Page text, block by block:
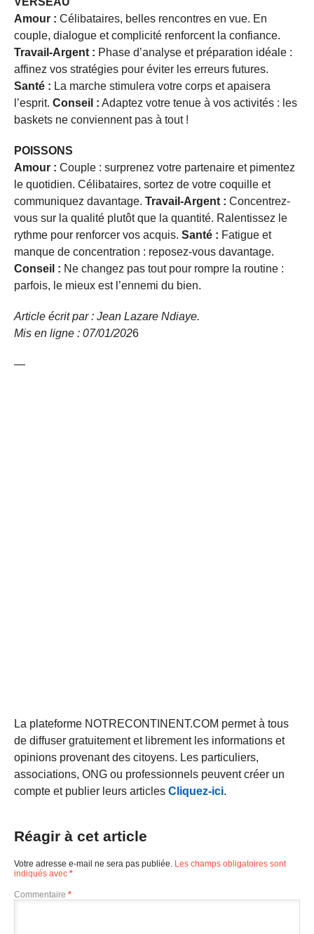
Amour : Célibataires, belles rencontres en vue. En
couple, dialogue et complicité renforcent la confiance.
Travail-Argent : Phase d’analyse et préparation idéale :
affinez vos stratégies pour éviter les erreurs futures.
Santé : La marche stimulera votre corps et apaisera
l’esprit. Conseil : Adaptez votre tenue à vos activités : les
baskets ne conviennent pas à tout !
POISSONS
Amour : Couple : surprenez votre partenaire et pimentez
le quotidien. Célibataires, sortez de votre coquille et
communiquez davantage. Travail-Argent : Concentrez-
vous sur la qualité plutôt que la quantité. Ralentissez le
rythme pour renforcer vos acquis. Santé : Fatigue et
manque de concentration : reposez-vous davantage.
Conseil : Ne changez pas tout pour rompre la routine :
parfois, le mieux est l’ennemi du bien.
Article écrit par : Jean Lazare Ndiaye.
Mis en ligne : 07/01/2026
—
La plateforme NOTRECONTINENT.COM permet à tous
de diffuser gratuitement et librement les informations et
opinions provenant des citoyens. Les particuliers,
associations, ONG ou professionnels peuvent créer un
compte et publier leurs articles Cliquez-ici.
Réagir à cet article
Votre adresse e-mail ne sera pas publiée. Les champs obligatoires sont
indiqués avec *
Commentaire *